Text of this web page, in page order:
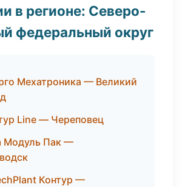
в регионе: Северо-
федеральный округ
Мехатроника — Великий
Line — Череповец
Модуль Пак —
Контур —